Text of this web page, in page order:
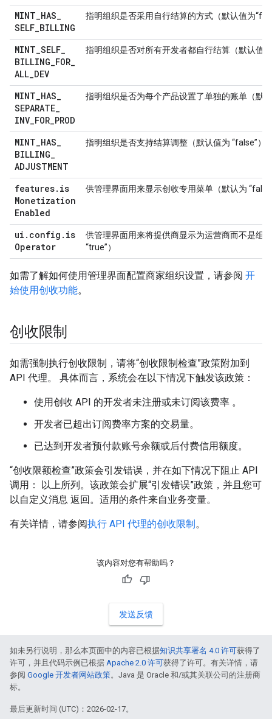
MINT HAS
SELF BILLING
指明组织是否采用自行结算的方式（默认值为
MINT SELF
BILLING FOR
ALL DEV
指明组织是否对所有开发者都自行结算（默认值
MINT HAS
SEPARATE
INV FOR PROD
指明组织是否为每个产品设置了单独的账单（默
MINT HAS
BILLING
ADJUSTMENT
指明组织是否支持结算调整（默认值为 “false”）
features. is
Monetization
Enabled
供管理界面用来显示创收专用菜单（默认为
ui . config . is
Operator
供管理界面用来将提供商显示为运营商而不是组
“true”）
如需了解如何使用管理界面配置商家组织设置，请参阅 开
始使用创收功能。
创收限制
如需强制执行创收限制，请将“创收限制检查”政策附加到
API 代理。 具体而言，系统会在以下情况下触发该政策：
使用创收 API 的开发者未注册或未订阅该费率 。
开发者已超出订阅费率方案的交易量。
已达到开发者预付款账号余额或后付费信用额度。
“创收限额检查”政策会引发错误，并在如下情况下阻止 API
调用： 以上所列。该政策会扩展“引发错误”政策，并且您可
以自定义消息 返回。适用的条件来自业务变量。
有关详情，请参阅执行 API 代理的创收限制。
该内容对您有帮助吗？
发送反馈
如未另行说明，那么本页面中的内容已根据知识共享署名 4.0 许可获得了
许可，并且代码示例已根据 Apache 2.0 许可获得了许可。有关详情，请
参阅 Google 开发者网站政策。Java 是 Oracle 和/或其关联公司的注册商
标。
最后更新时间 (UTC)：2026-02-17。